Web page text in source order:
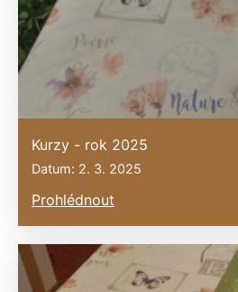
Kurzy - rok 2025
Datum: 2. 3. 2025
Prohlédnout